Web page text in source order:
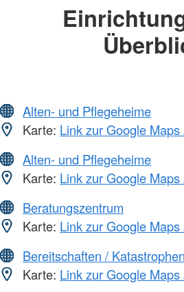
Alten- und Pflegeheime
Karte: Link zur Google
Alten- und Pflegeheime
Karte: Link zur Google
Beratungszentrum
Karte: Link zur Google
Bereitschaften /
Karte: Link zur Google